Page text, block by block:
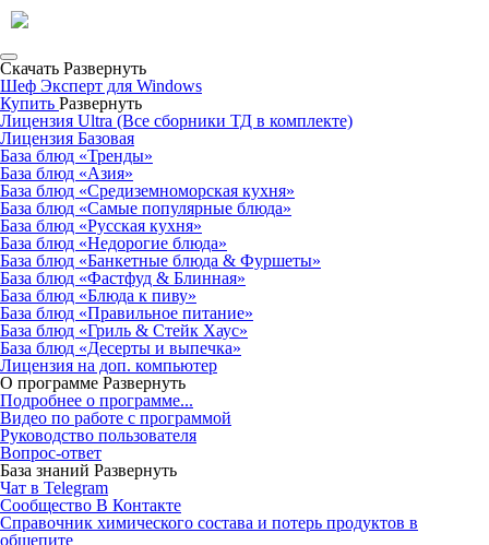
Скачать Развернуть
Шеф Эксперт для Windows
Купить Развернуть
Лицензия Ultra (Все сборники ТД в комплекте)
Лицензия Базовая
База блюд «Тренды»
База блюд «Азия»
База блюд «Средиземноморская кухня»
База блюд «Самые популярные блюда»
База блюд «Русская кухня»
База блюд «Недорогие блюда»
База блюд «Банкетные блюда & Фуршеты»
База блюд «Фастфуд & Блинная»
База блюд «Блюда к пиву»
База блюд «Правильное питание»
База блюд «Гриль & Стейк Хаус»
База блюд «Десерты и выпечка»
Лицензия на доп. компьютер
О программе Развернуть
Подробнее о программе...
Видео по работе с программой
Руководство пользователя
Вопрос-ответ
База знаний Развернуть
Чат в Telegram
Сообщество В Контакте
Справочник химического состава и потерь продуктов в
общепите